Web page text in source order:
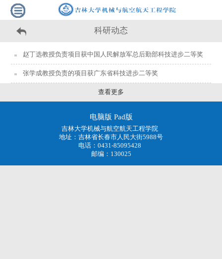
科研动态
赵丁选教授负责项目获中国人民解放军总后勤部科技进步二等奖
张学成教授负责的项目获广东省科技进步二等奖
查看更多
电脑版 Pad版
吉林大学机械与航空航天工程学院
地址：吉林省长春市人民大街5988号
电话：0431-85095428
邮编：130025